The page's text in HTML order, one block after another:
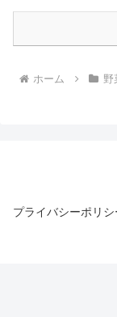
ホーム 野
プライバシーポリ